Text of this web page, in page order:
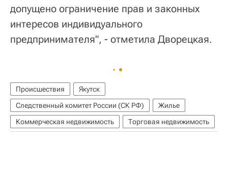
допущено ограничение прав и законных
интересов индивидуального
предпринимателя", - отметила Дворецкая.
Происшествия
Якутск
Следственный комитет России (СК РФ)
Жилье
Коммерческая недвижимость
Торговая недвижимость